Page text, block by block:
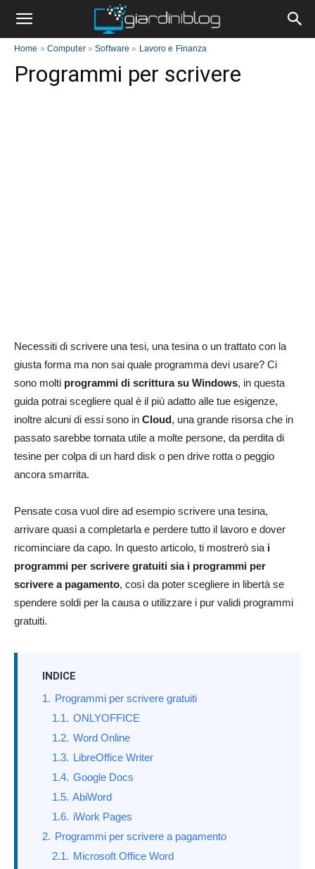
Home » Computer»Software » Lavoro e Finanza
Programmi per scrivere
Necessiti di scrivere una tesi, una tesina o un trattato con la
giusta forma ma non sai quale programma devi usare? Ci
sono molti programmi di scrittura su Windows, in questa
guida potrai scegliere qual è il più adatto alle tue esigenze,
inoltre alcuni di essi sono in Cloud, una grande risorsa che in
passato sarebbe tornata utile a molte persone, da perdita di
tesine per colpa di un hard disk o pen drive rotta o peggio
ancora smarrita.
Pensate cosa vuol dire ad esempio scrivere una tesina,
arrivare quasi a completarla e perdere tutto il lavoro e dover
ricominciare da capo. In questo articolo, ti mostrerò sia i
programmi per scrivere gratuiti sia i programmi per
scrivere a pagamento, così da poter scegliere in libertà se
spendere soldi per la causa o utilizzare i pur validi programmi
gratuiti.
INDICE
1. Programmi per scrivere gratuiti
1.1. ONLYOFFICE
1.2. Word Online
1.3. LibreOffice Writer
1.4. Google Docs
1.5. AbiWord
1.6. iWork Pages
2. Programmi per scrivere a pagamento
2.1. Microsoft Office Word